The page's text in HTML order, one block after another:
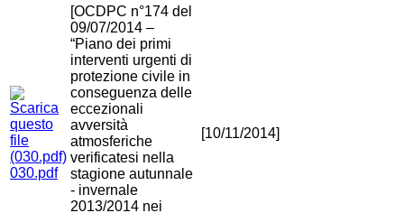
030.pdf
[OCDPC n°174 del
09/07/2014 –
“Piano dei primi
interventi urgenti di
protezione civile in
conseguenza delle
eccezionali
avversità
atmosferiche
verificatesi nella
stagione autunnale
- invernale
2013/2014 nei
[10/11/2014]